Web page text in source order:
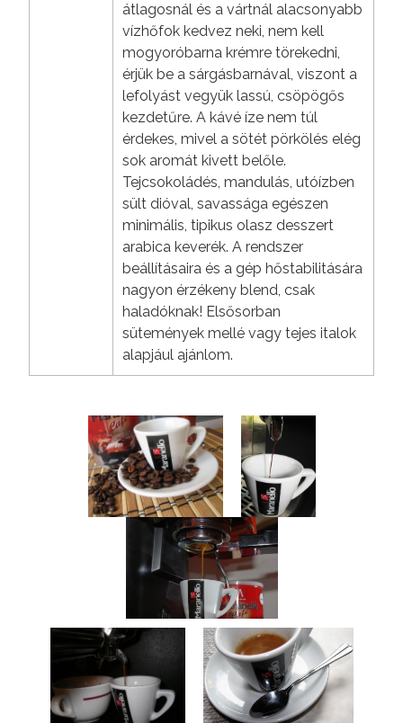
átlagosnál és a vártnál alacsonyabb
vízhőfok kedvez neki, nem kell
mogyoróbarna krémre törekedni,
érjük be a sárgásbarnával, viszont a
lefolyást vegyük lassú, csöpögős
kezdetűre. A kávé íze nem túl
érdekes, mivel a sötét pörkölés elég
sok aromát kivett belőle.
Tejcsokoládés, mandulás, utóízben
sült dióval, savassága egészen
minimális, tipikus olasz desszert
arabica keverék. A rendszer
beállításaira és a gép hőstabilitására
nagyon érzékeny blend, csak
haladóknak! Elsősorban
sütemények mellé vagy tejes italok
alapjául ajánlom.